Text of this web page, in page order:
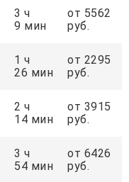
3 ч
9 мин
от 5562
руб.
1 ч
26 мин
от 2295
руб.
2 ч
14 мин
от 3915
руб.
3 ч
54 мин
от 6426
руб.